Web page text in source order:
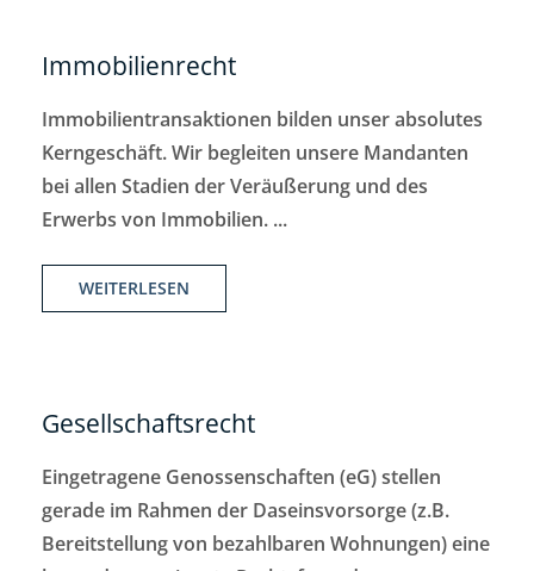
Immobilienrecht
Immobilientransaktionen bilden unser absolutes
Kerngeschäft. Wir begleiten unsere Mandanten
bei allen Stadien der Veräußerung und des
Erwerbs von Immobilien. ...
WEITERLESEN
Gesellschaftsrecht
Eingetragene Genossenschaften (eG) stellen
gerade im Rahmen der Daseinsvorsorge (z.B.
Bereitstellung von bezahlbaren Wohnungen) eine